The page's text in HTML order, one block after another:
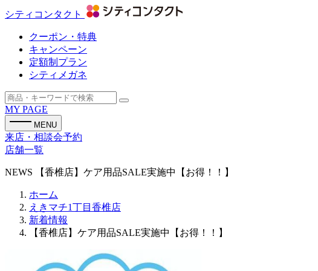
シティコンタクト
クーポン・特典
キャンペーン
定額制プラン
シティメガネ
MY PAGE
MENU
来店・相談会予約
店舗一覧
NEWS 【香椎店】ケア用品SALE実施中【お得！！】
ホーム
えきマチ1丁目香椎店
新着情報
【香椎店】ケア用品SALE実施中【お得！！】